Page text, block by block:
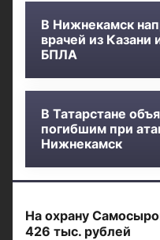
В Нижнекамск
врачей из Казани
БПЛА
В Татарстане
погибшим при
Нижнекамск
На охрану
426 тыс. рублей